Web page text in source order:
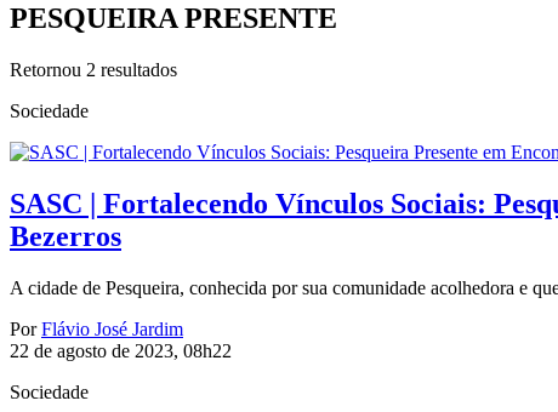
PESQUEIRA PRESENTE
Retornou 2 resultados
Sociedade
SASC | Fortalecendo Vínculos Sociais:
Bezerros
A cidade de Pesqueira, conhecida por sua comunidade acolhedora e
PorFlávio José Jardim
22 de agosto de 2023, 08h22
Sociedade